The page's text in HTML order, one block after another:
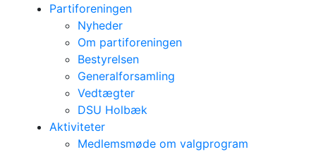
Partiforeningen
Nyheder
Om partiforeningen
Bestyrelsen
Generalforsamling
Vedtægter
DSU Holbæk
Aktiviteter
Medlemsmøde om valgprogram